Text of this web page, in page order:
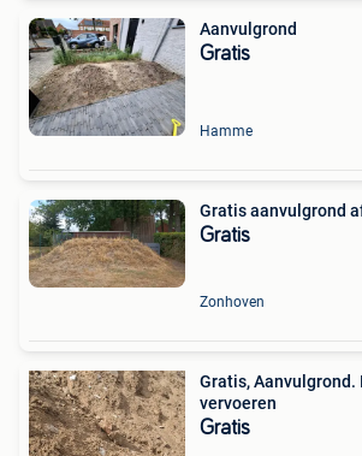
Aanvulgrond
Gratis
Hamme
Gratis aanvulgrond
Gratis
Zonhoven
Gratis, Aanvulgrond.
vervoeren
Gratis